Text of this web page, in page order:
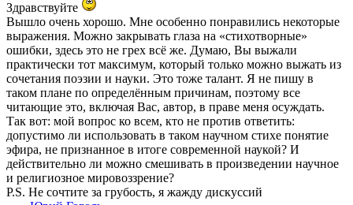
Здравствуйте
Вышло очень хорошо. Мне особенно понравились некоторые
выражения. Можно закрывать глаза на «стихотворные»
ошибки, здесь это не грех всё же. Думаю, Вы выжали
практически тот максимум, который только можно выжать из
сочетания поэзии и науки. Это тоже талант. Я не пишу в
таком плане по определённым причинам, поэтому все
читающие это, включая Вас, автор, в праве меня осуждать.
Так вот: мой вопрос ко всем, кто не против ответить:
допустимо ли использовать в таком научном стихе понятие
эфира, не признанное в итоге современной наукой? И
действительно ли можно смешивать в произведении научное
и религиозное мировоззрение?
P.S. Не сочтите за грубость, я жажду дискуссий